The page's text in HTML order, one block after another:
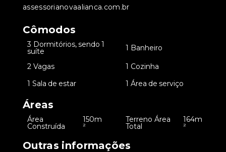
assessorianovaalianca.com.br
Cômodos
3 Dormitórios, sendo 1
suíte 1 Banheiro
2 Vagas
1 Cozinha
1 Sala de estar 1 Área de serviço
Áreas
Área
Construída
150m
²
Terreno Área
Total
164m
²
Outras informações